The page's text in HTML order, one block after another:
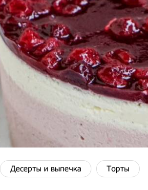
Десерты и выпечка Торты